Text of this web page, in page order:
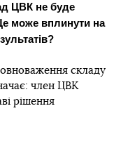
ЦВК не буде
може вплинути на
складу
член ЦВК
рішення